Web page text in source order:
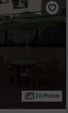
26 Photos